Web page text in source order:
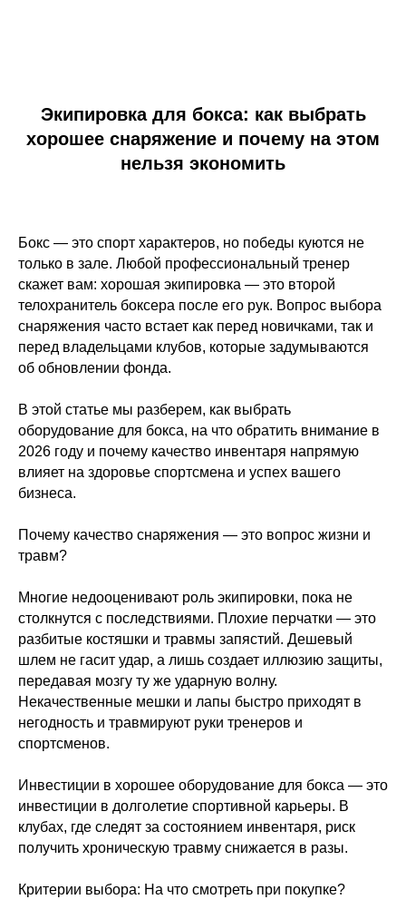
Экипировка для бокса: как выбрать
хорошее снаряжение и почему на этом
нельзя экономить
Бокс — это спорт характеров, но победы куются не
только в зале. Любой профессиональный тренер
скажет вам: хорошая экипировка — это второй
телохранитель боксера после его рук. Вопрос выбора
снаряжения часто встает как перед новичками, так и
перед владельцами клубов, которые задумываются
об обновлении фонда.
В этой статье мы разберем, как выбрать
оборудование для бокса, на что обратить внимание в
2026 году и почему качество инвентаря напрямую
влияет на здоровье спортсмена и успех вашего
бизнеса.
Почему качество снаряжения — это вопрос жизни и
травм?
Многие недооценивают роль экипировки, пока не
столкнутся с последствиями. Плохие перчатки — это
разбитые костяшки и травмы запястий. Дешевый
шлем не гасит удар, а лишь создает иллюзию защиты,
передавая мозгу ту же ударную волну.
Некачественные мешки и лапы быстро приходят в
негодность и травмируют руки тренеров и
спортсменов.
Инвестиции в хорошее оборудование для бокса — это
инвестиции в долголетие спортивной карьеры. В
клубах, где следят за состоянием инвентаря, риск
получить хроническую травму снижается в разы.
Критерии выбора: На что смотреть при покупке?